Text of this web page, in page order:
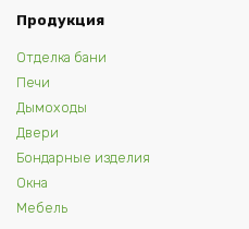
Продукция
Отделка бани
Печи
Дымоходы
Двери
Бондарные изделия
Окна
Мебель